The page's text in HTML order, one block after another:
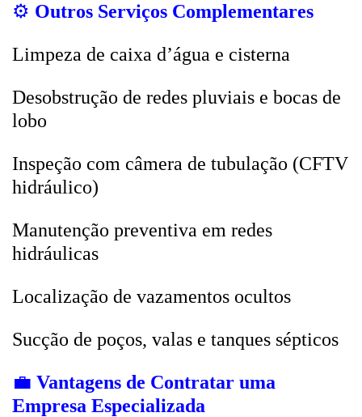
⚙️ Outros Serviços Complementares
Limpeza de caixa d’água e cisterna
Desobstrução de redes pluviais e bocas de
lobo
Inspeção com câmera de tubulação (CFTV
hidráulico)
Manutenção preventiva em redes
hidráulicas
Localização de vazamentos ocultos
Sucção de poços, valas e tanques sépticos
💼 Vantagens de Contratar uma
Empresa Especializada